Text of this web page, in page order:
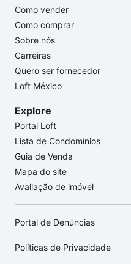
Como vender
Como comprar
Sobre nós
Carreiras
Quero ser fornecedor
Loft México
Explore
Portal Loft
Lista de Condomínios
Guia de Venda
Mapa do site
Avaliação de imóvel
Portal de Denúncias
Políticas de Privacidade